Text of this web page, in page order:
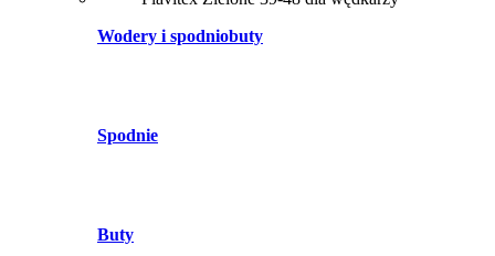
Wodery i spodniobuty
Spodnie
Buty